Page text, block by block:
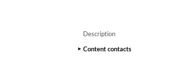
Description
Content contacts